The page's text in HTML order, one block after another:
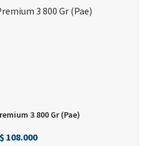
3 800 Gr (Pae)
$108.000